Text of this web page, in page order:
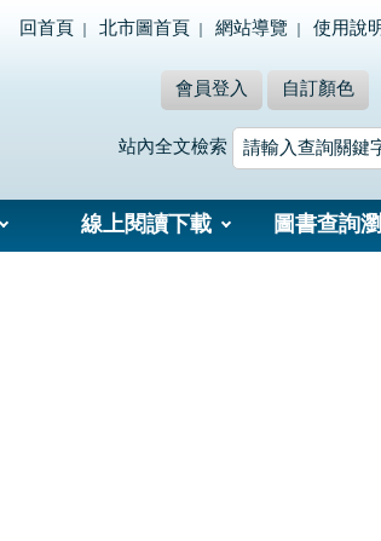
回首頁 北市圖首頁 網站導覽 使用說
會員登入 自訂顏色
站內全文檢索
線上閱讀下載 圖書查詢